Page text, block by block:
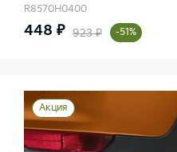
R8570H0400
448 ₽ 923 ₽ -51%
Акция